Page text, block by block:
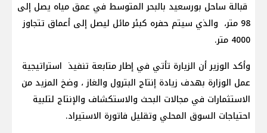
قبالة ساحل بورسعيد بالبحر المتوسط في عمق مياه يصل إلى
98 متر، والذي سيتم حفره كبئر مائل ليصل إلى أعماق تتجاوز
4000 متر.
وأكد الوزير أن الزيارة تأتي في إطار متابعة تنفيذ استراتيجية
عمل الوزارة بهدف زيادة إنتاج البترول والغاز ، وضخ المزيد من
الاستثمارات في مجالات البحث والاستكشاف والإنتاج لتلبية
احتياجات السوق المحلي وتقليل فاتورة الاستيراد.